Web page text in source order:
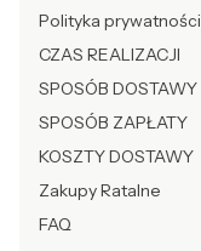
Polityka prywatności
CZAS REALIZACJI
SPOSÓB DOSTAWY
SPOSÓB ZAPŁATY
KOSZTY DOSTAWY
Zakupy Ratalne
FAQ